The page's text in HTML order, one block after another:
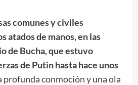
comunes y civiles
atados de manos, en las
de Bucha, que estuvo
de Putin hasta hace unos
profunda conmoción y una ola